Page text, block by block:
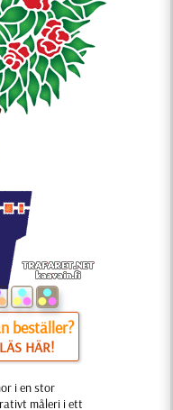
beställer?
LÄS HÄR!
i en stor
måleri i ett